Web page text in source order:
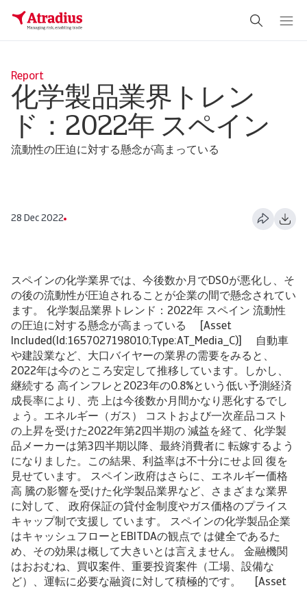
Report
化学製品業界トレン
ド：2022年 スペイン
流動性の圧迫に対する懸念が高まっている
28 Dec 2022
スペインの化学業界では、今後数か月でDSOが悪化し、そ
の後の流動性が圧迫されることが企業の間で懸念されてい
ます。 化学製品業界トレンド：2022年 スペイン 流動性
の圧迫に対する懸念が高まっている [Asset
Included(Id:1657027198010;Type:AT_Media_C)] 自動車
や建設業など、大口バイヤーの業界の需要をみると、
2022年は今のところ安定して推移しています。しかし、
継続する 高インフレと2023年の0.8%という低い予測経済
成長率により、売 上は今後数か月間かなり悪化するでし
ょう。エネルギー（ガス） コストおよび一次産品コスト
の上昇を受けた2022年第2四半期の 減益を経て、化学製
品メーカーは第3四半期以降、最終消費者に 転嫁するよう
になりました。この結果、利益率は不十分にせよ回 復を
見せています。 スペイン政府はさらに、エネルギー価格
高 騰の影響を受けた化学製品業界など、さまざまな業界
に対して、 政府保証の貸付金制度やガス価格のプライス
キャップ制で支援し ています。 スペインの化学製品企業
はキャッシュフローとEBITDAの観点で は健全であるた
め、その効果は概して大きいとは言えません。 金融機関
はおおむね、買収案件、重要投資案件（工場、設備な
ど）、運転に必要な融資に対して積極的です。 [Asset